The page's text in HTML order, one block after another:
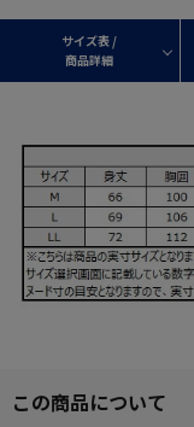
サイズ表 /
商品詳細
この商品について